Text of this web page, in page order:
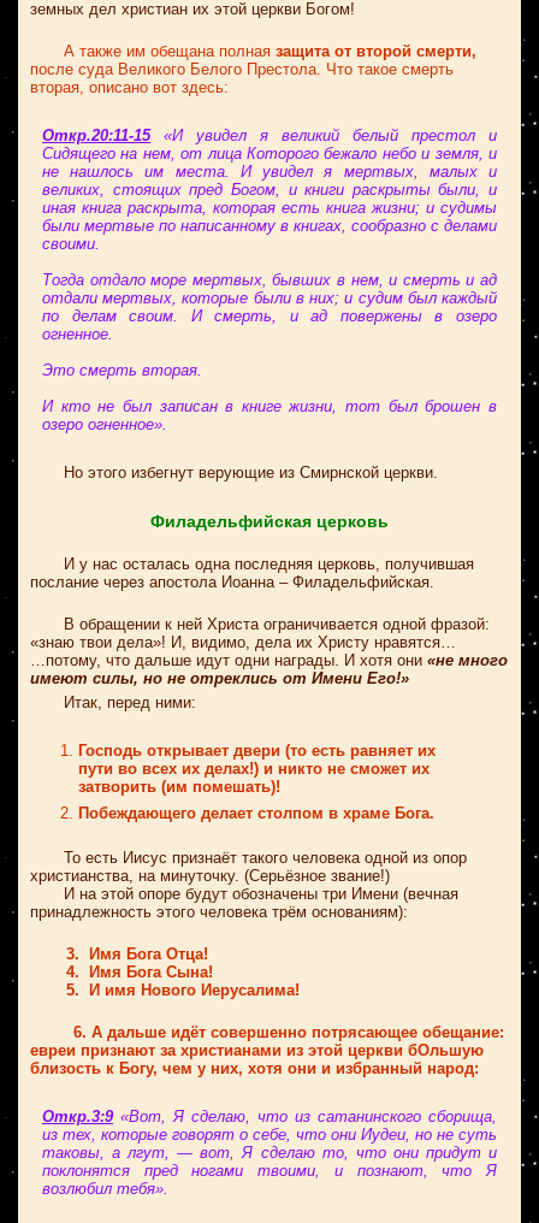
земных дел христиан их этой церкви Богом!
А также им обещана полная защита от второй смерти,
после суда Великого Белого Престола. Что такое смерть
вторая, описано вот здесь:
Откр.20:11-15«И увидел я великий белый престол и
Сидящего на нем, от лица Которого бежало небо и земля, и
не нашлось им места. И увидел я мертвых, малых и
великих, стоящих пред Богом, и книги раскрыты были, и
иная книга раскрыта, которая есть книга жизни; и судимы
были мертвые по написанному в книгах, сообразно с делами
своими.
Тогда отдало море мертвых, бывших в нем, и смерть и ад
отдали мертвых, которые были в них; и судим был каждый
по делам своим. И смерть, и ад повержены в озеро
огненное.
Это смерть вторая.
И кто не был записан в книге жизни, тот был брошен в
озеро огненное».
Но этого избегнут верующие из Смирнской церкви.
Филадельфийская церковь
И у нас осталась одна последняя церковь, получившая
послание через апостола Иоанна – Филадельфийская.
В обращении к ней Христа ограничивается одной фразой:
«знаю твои дела»! И, видимо, дела их Христу нравятся…
…потому, что дальше идут одни награды. И хотя они «не много
имеют силы, но не отреклись от Имени Его!»
Итак, перед ними:
Господь открывает двери (то есть равняет их
пути во всех их делах!) и никто не сможет их
затворить (им помешать)!
Побеждающего делает столпом в храме Бога.
То есть Иисус признаёт такого человека одной из опор
христианства, на минуточку. (Серьёзное звание!)
И на этой опоре будут обозначены три Имени (вечная
принадлежность этого человека трём основаниям):
3. Имя Бога Отца!
4. Имя Бога Сына!
5. И имя Нового Иерусалима!
6. А дальше идёт совершенно потрясающее обещание:
евреи признают за христианами из этой церкви бОльшую
близость к Богу, чем у них, хотя они и избранный народ:
Откр.3:9«Вот, Я сделаю, что из сатанинского сборища,
из тех, которые говорят о себе, что они Иудеи, но не суть
таковы, а лгут, — вот, Я сделаю то, что они придут и
поклонятся пред ногами твоими, и познают, что Я
возлюбил тебя».